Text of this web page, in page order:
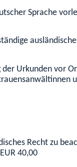
Sprache
ausländische
Urkunden vor
Recht zu
40,00